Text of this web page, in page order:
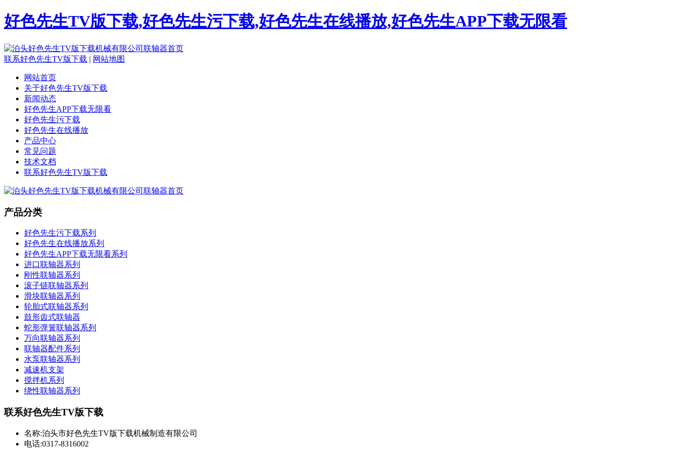
好色先生TV版下载,好色先生污下载,好色先生在线播放,好色先生APP下载无限看
联系好色先生TV版下载 | 网站地图
网站首页
关于好色先生TV版下载
新闻动态
好色先生APP下载无限看
好色先生污下载
好色先生在线播放
产品中心
常见问题
技术文档
联系好色先生TV版下载
产品分类
好色先生污下载系列
好色先生在线播放系列
好色先生APP下载无限看系列
进口联轴器系列
刚性联轴器系列
滚子链联轴器系列
滑块联轴器系列
轮胎式联轴器系列
鼓形齿式联轴器
蛇形弹簧联轴器系列
万向联轴器系列
联轴器配件系列
水泵联轴器系列
减速机支架
搅拌机系列
绕性联轴器系列
联系好色先生TV版下载
名称:泊头市好色先生TV版下载机械制造有限公司
电话:0317-8316002